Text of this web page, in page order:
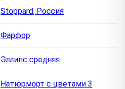
Stoppard, Россия
Фарфор
Эллипс средняя
Натюрморт с цветами 3